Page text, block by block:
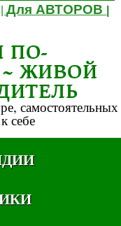
|Для АВТОРОВ
ПО-
ЖИВОЙ
самостоятельных
себе